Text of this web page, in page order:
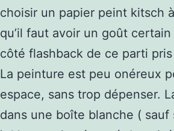
choisir un papier peint kitsch
qu’il faut avoir un goût
côté flashback de ce parti
La peinture est peu onéreux
espace, sans trop dépenser.
dans une boîte blanche (